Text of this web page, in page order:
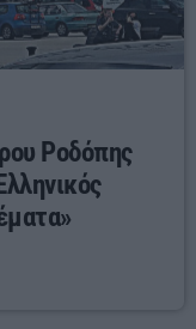
Ροδόπης
Ψέματα»